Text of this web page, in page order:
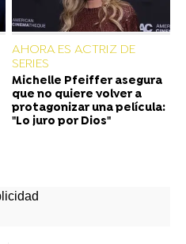
AHORA ES ACTRIZ DE
SERIES
Michelle Pfeiffer asegura
que no quiere volver a
protagonizar una película:
"Lo juro por Dios"